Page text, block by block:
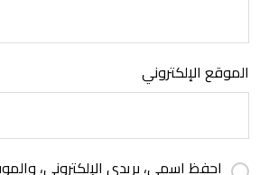
الموقع الإلكتروني
احفظ اسمي، بريدي الإلكتروني،